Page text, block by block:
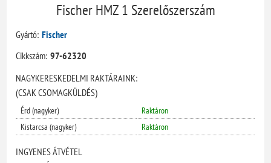
Fischer HMZ 1 Szerelőszerszám
Gyártó: Fischer
Cikkszám: 97-62320
NAGYKERESKEDELMI RAKTÁRAINK:
(CSAK CSOMAGKÜLDÉS)
Érd (nagyker)
Raktáron
Kistarcsa (nagyker)
Raktáron
INGYENES ÁTVÉTEL